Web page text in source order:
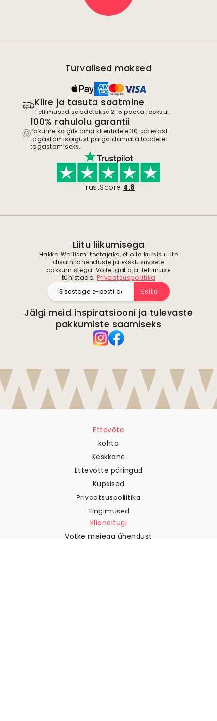
Turvalised maksed
Kiire ja tasuta saatmine
Tellimused saadetakse 2-5 päeva jooksul.
100% rahulolu garantii
Pakume kõigile oma klientidele 30-päevast
tagastamisõigust paigaldamata toodete
tagastamiseks.
TrustScore 4.8
Liitu liikumisega
Hakka Wallismi toetajaks, et olla kursis uute
disainilahenduste ja eksklusiivsete
pakkumistega. Võite igal ajal tellimuse
tühistada. Privaatsuspoliitika
Esita
Jälgi meid inspiratsiooni ja tulevaste
pakkumiste saamiseks
Ettevõte
kohta
Keskkond
Ettevõtte päringud
Küpsised
Privaatsuspoliitika
Tingimused
Klienditugi
Võtke meiega ühendust